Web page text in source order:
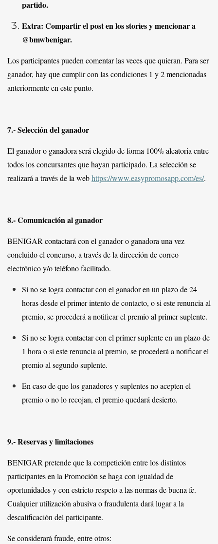
partido.
Extra: Compartir el post en los stories y mencionar a
@bmwbenigar.
Los participantes pueden comentar las veces que quieran. Para ser
ganador, hay que cumplir con las condiciones 1 y 2 mencionadas
anteriormente en este punto.
7.- Selección del ganador
El ganador o ganadora será elegido de forma 100% aleatoria entre
todos los concursantes que hayan participado. La selección se
realizará a través de la webhttps://www.easypromosapp.com/es/.
8.- Comunicación al ganador
BENIGAR contactará con el ganador o ganadora una vez
concluido el concurso, a través de la dirección de correo
electrónico y/o teléfono facilitado.
Si no se logra contactar con el ganador en un plazo de 24
horas desde el primer intento de contacto, o si este renuncia al
premio, se procederá a notificar el premio al primer suplente.
Si no se logra contactar con el primer suplente en un plazo de
1 hora o si este renuncia al premio, se procederá a notificar el
premio al segundo suplente.
En caso de que los ganadores y suplentes no acepten el
premio o no lo recojan, el premio quedará desierto.
9.- Reservas y limitaciones
BENIGAR pretende que la competición entre los distintos
participantes en la Promoción se haga con igualdad de
oportunidades y con estricto respeto a las normas de buena fe.
Cualquier utilización abusiva o fraudulenta dará lugar a la
descalificación del participante.
Se considerará fraude, entre otros: